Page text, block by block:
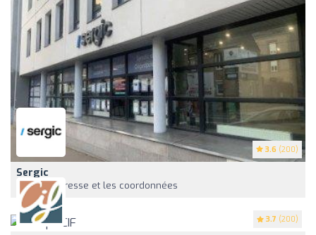
3.6 (200)
Sergic
Voir l'adresse et les coordonnées
3.7 (200)